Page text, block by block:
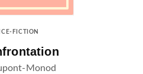
FICTION
Monod